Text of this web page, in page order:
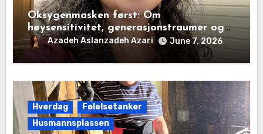
Oksygenmasken først: Om
høysensitivitet, generasjonstraumer og
det disiplinerte tunnelsynet
Azadeh Aslanzadeh Azari June 7, 2026
Hverdag
Følelsetanker
Husmannsplassen